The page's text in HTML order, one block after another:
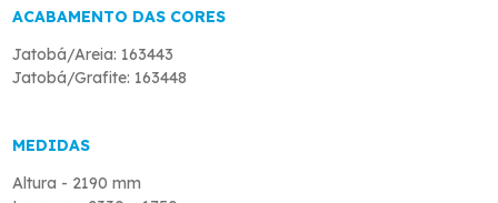
ACABAMENTO DAS CORES
Jatobá/Areia: 163443
Jatobá/Grafite: 163448
MEDIDAS
Altura - 2190 mm